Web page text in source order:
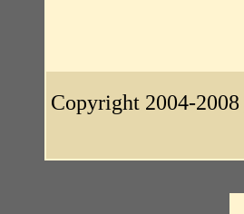
Copyright 2004-2008